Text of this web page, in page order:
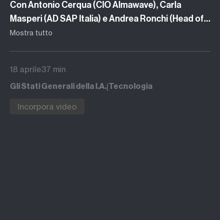
Con Antonio Cerqua (CIO Almawave), Carla
Masperi (AD SAP Italia) e Andrea Ronchi (Head of
Datrix UAE Market, Principal Aramix)
Mostra tutto
18 aprile37 min
Gli Stati Generali della I.A. Tecnologia
Incorpora video